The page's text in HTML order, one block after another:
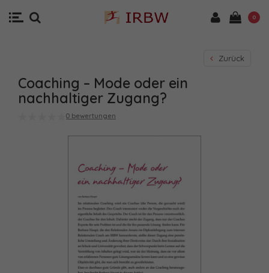
0
Zurück
Coaching – Mode oder ein
nachhaltiger Zugang?
0 bewertungen